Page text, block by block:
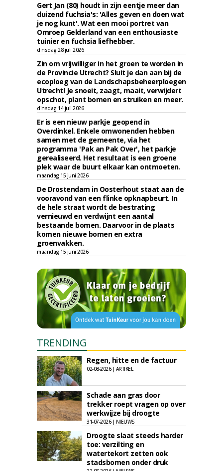
Gert Jan (80) houdt in zijn eentje meer dan
duizend fuchsia's: 'Alles geven en doen wat
je nog kunt'. Wat een mooi portret van
Omroep Gelderland van een enthousiaste
tuinier en fuchsia liefhebber.
dinsdag 28 juli 2026
Zin om vrijwilliger in het groen te worden in
de Provincie Utrecht? Sluit je dan aan bij de
ecoploeg van de Landschapsbeheerploegen
Utrecht! Je snoeit, zaagt, maait, verwijdert
opschot, plant bomen en struiken en meer.
dinsdag 14 juli 2026
Er is een nieuw parkje geopend in
Overdinkel. Enkele omwonenden hebben
samen met de gemeente, via het
programma 'Pak an Pak Over', het parkje
gerealiseerd. Het resultaat is een groene
plek waar de buurt elkaar kan ontmoeten.
maandag 15 juni 2026
De Drostendam in Oosterhout staat aan de
vooravond van een flinke opknapbeurt. In
de hele straat wordt de bestrating
vernieuwd en verdwijnt een aantal
bestaande bomen. Daarvoor in de plaats
komen nieuwe bomen en extra
groenvakken.
maandag 15 juni 2026
TRENDING
Regen, hitte en de factuur
02-08-2026 | ARTIKEL
Schade aan gras door
trekker roept vragen op over
werkwijze bij droogte
31-07-2026 | NIEUWS
Droogte slaat steeds harder
toe: verzilting en
watertekort zetten ook
stadsbomen onder druk